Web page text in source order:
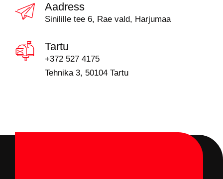
Aadress
Sinilille tee 6, Rae vald, Harjumaa
Tartu
+372 527 4175
Tehnika 3, 50104 Tartu